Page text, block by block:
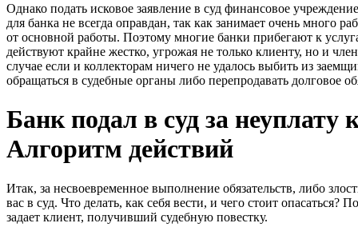
Однако подать исковое заявление в суд финансовое
для банка не всегда оправдан, так как занимает очень много
от основной работы. Поэтому многие банки прибегают к
действуют крайне жестко, угрожая не только клиенту, но и
случае если и коллекторам ничего не удалось выбить из
обращаться в судебные органы либо перепродавать долговое
Банк подал в суд за неуплату
Алгоритм действий
Итак, за несвоевременное выполнение обязательств, либо
вас в суд. Что делать, как себя вести, и чего стоит
задает клиент, получивший судебную повестку.